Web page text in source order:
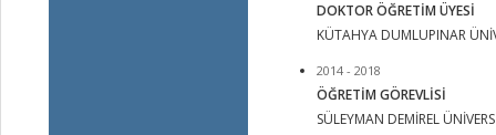
DOKTOR ÖĞRETİM ÜYESİ
KÜTAHYA DUMLUPINAR
2014 - 2018
ÖĞRETİM GÖREVLİSİ
SÜLEYMAN DEMİREL